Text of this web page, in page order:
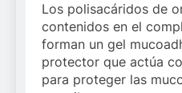
Los polisacáridos de
contenidos en el
forman un gel
protector que actúa
para proteger las